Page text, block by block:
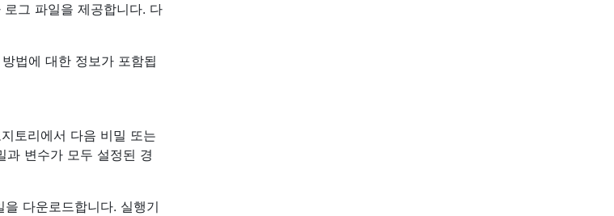
그 파일을 제공합니다. 다
법에 대한 정보가 포함됩
토리에서 다음 비밀 또는
과 변수가 모두 설정된 경
다운로드합니다. 실행기